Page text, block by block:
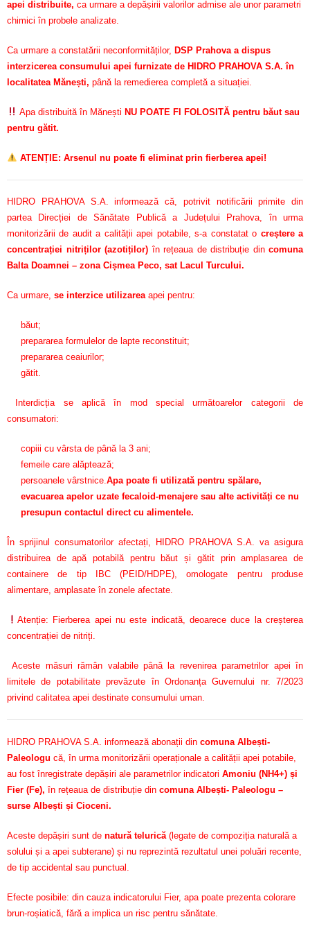
apei distribuite, ca urmare a depășirii valorilor admise ale unor parametri
chimici în probele analizate.
Ca urmare a constatării neconformităților, DSP Prahova a dispus
interzicerea consumului apei furnizate de HIDRO PRAHOVA S.A. în
localitatea Mănești, până la remedierea completă a situației.
Apa distribuită în Mănești NU POATE FI FOLOSITĂ pentru băut sau
pentru gătit.
ATENȚIE: Arsenul nu poate fi eliminat prin fierberea apei!
HIDRO PRAHOVA S.A. informează că, potrivit notificării primite din
partea Direcției de Sănătate Publică a Județului Prahova, în urma
monitorizării de audit a calității apei potabile, s-a constatat o creștere a
concentrației nitriților (azotiților) în rețeaua de distribuție din comuna
Balta Doamnei – zona Cișmea Peco, sat Lacul Turcului.
Ca urmare, se interzice utilizareaapei pentru:
băut;
prepararea formulelor de lapte reconstituit;
prepararea ceaiurilor;
gătit.
Interdicția se aplică în mod special următoarelor categorii de
consumatori:
copiii cu vârsta de până la 3 ani;
femeile care alăptează;
persoanele vârstnice.Apa poate fi utilizată pentru spălare,
evacuarea apelor uzate fecaloid-menajere sau alte activități ce nu
presupun contactul direct cu alimentele.
În sprijinul consumatorilor afectați, HIDRO PRAHOVA S.A. va asigura
distribuirea de apă potabilă pentru băut și gătit prin amplasarea de
containere de tip IBC (PEID/HDPE), omologate pentru produse
alimentare, amplasate în zonele afectate.
Atenție: Fierberea apei nu este indicată, deoarece duce la creșterea
concentrației de nitriți.
Aceste măsuri rămân valabile până la revenirea parametrilor apei în
limitele de potabilitate prevăzute în Ordonanța Guvernului nr. 7/2023
privind calitatea apei destinate consumului uman.
HIDRO PRAHOVA S.A. informează abonații din comuna Albești-
Paleologu că, în urma monitorizării operaționale a calității apei potabile,
au fost înregistrate depășiri ale parametrilor indicatori Amoniu (NH4+) și
Fier (Fe), în rețeaua de distribuție din comuna Albești- Paleologu –
surse Albești și Cioceni.
Aceste depășiri sunt de natură telurică (legate de compoziția naturală a
solului și a apei subterane) și nu reprezintă rezultatul unei poluări recente,
de tip accidental sau punctual.
Efecte posibile: din cauza indicatorului Fier, apa poate prezenta colorare
brun-roșiatică, fără a implica un risc pentru sănătate.